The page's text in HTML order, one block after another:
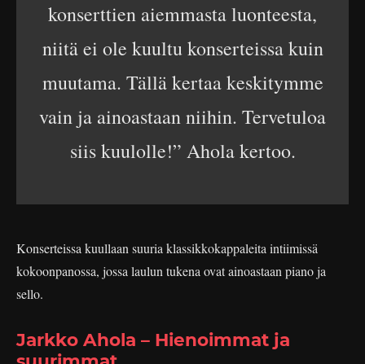
konserttien aiemmasta luonteesta,
niitä ei ole kuultu konserteissa kuin
muutama. Tällä kertaa keskitymme
vain ja ainoastaan niihin. Tervetuloa
siis kuulolle!” Ahola kertoo.
Konserteissa kuullaan suuria klassikkokappaleita intiimissä
kokoonpanossa, jossa laulun tukena ovat ainoastaan piano ja
sello.
Jarkko Ahola – Hienoimmat ja